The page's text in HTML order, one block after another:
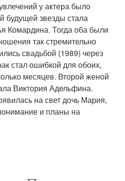
у актера было
будущей звезды стала
Комардина. Тогда оба были
так стремительно
свадьбой (1989) через
стал ошибкой для обоих,
месяцев. Второй женой
Виктория Адельфина.
на свет дочь Мария,
и планы на